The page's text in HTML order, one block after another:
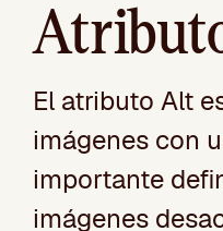
El atributo Alt
imágenes con
importante
imágenes